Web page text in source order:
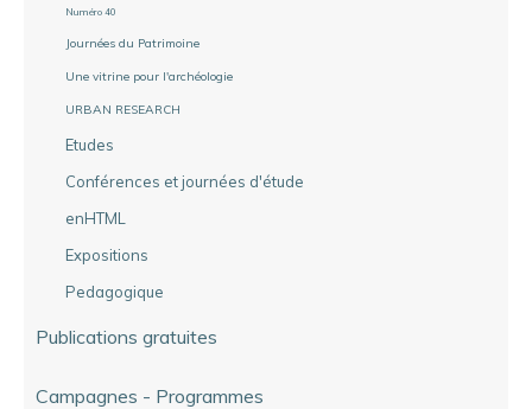
Numéro 40
Journées du Patrimoine
Une vitrine pour l'archéologie
URBAN RESEARCH
Etudes
Conférences et journées d'étude
enHTML
Expositions
Pedagogique
Publications gratuites
Campagnes - Programmes